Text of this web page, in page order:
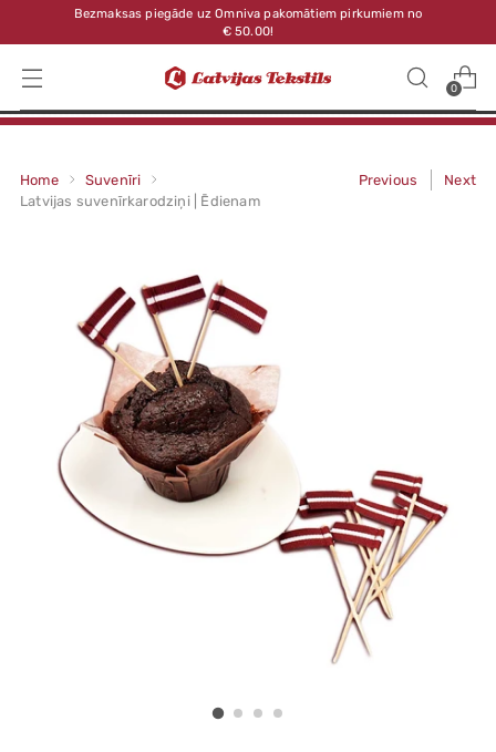
Bezmaksas piegāde uz Omniva pakomātiem pirkumiem no
€ 50.00!
0
Home
Suvenīri
Latvijas suvenīrkarodziņi | Ēdienam
Previous Next